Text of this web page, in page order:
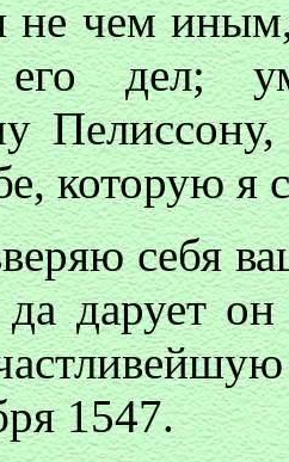
не чем иным,
дел;
которую я
себя
дарует
1547.